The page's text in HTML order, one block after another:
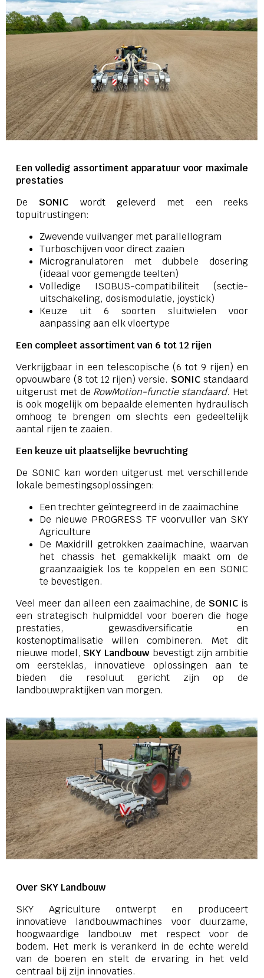
Een volledig assortiment apparatuur voor maximale
prestaties
De SONIC wordt geleverd met een reeks
topuitrustingen:
Zwevende vuilvanger met parallellogram
Turboschijven voor direct zaaien
Microgranulatoren met dubbele dosering
(ideaal voor gemengde teelten)
Volledige ISOBUS-compatibiliteit (sectie-
uitschakeling, dosismodulatie, joystick)
Keuze uit 6 soorten sluitwielen voor
aanpassing aan elk vloertype
Een compleet assortiment van 6 tot 12 rijen
Verkrijgbaar in een telescopische (6 tot 9 rijen) en
opvouwbare (8 tot 12 rijen) versie. SONIC standaard
uitgerust met de RowMotion-functie standaard. Het
is ook mogelijk om bepaalde elementen hydraulisch
omhoog te brengen om slechts een gedeeltelijk
aantal rijen te zaaien.
Een keuze uit plaatselijke bevruchting
De SONIC kan worden uitgerust met verschillende
lokale bemestingsoplossingen:
Een trechter geïntegreerd in de zaaimachine
De nieuwe PROGRESS TF voorvuller van SKY
Agriculture
De Maxidrill getrokken zaaimachine, waarvan
het chassis het gemakkelijk maakt om de
graanzaaigiek los te koppelen en een SONIC
te bevestigen.
Veel meer dan alleen een zaaimachine, de SONIC is
een strategisch hulpmiddel voor boeren die hoge
prestaties, gewasdiversificatie en
kostenoptimalisatie willen combineren. Met dit
nieuwe model, SKY Landbouw bevestigt zijn ambitie
om eersteklas, innovatieve oplossingen aan te
bieden die resoluut gericht zijn op de
landbouwpraktijken van morgen.
Over SKY Landbouw
SKY Agriculture ontwerpt en produceert
innovatieve landbouwmachines voor duurzame,
hoogwaardige landbouw met respect voor de
bodem. Het merk is verankerd in de echte wereld
van de boeren en stelt de ervaring in het veld
centraal bij zijn innovaties.